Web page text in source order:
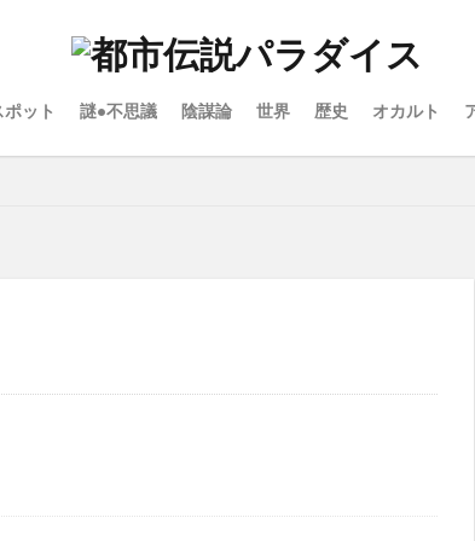
ット 謎•不思議 陰謀論 世界 歴史 オカルト